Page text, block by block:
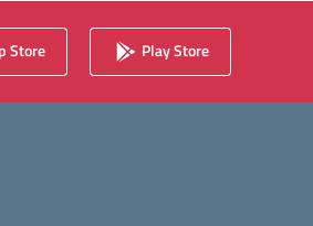
Store Play Store